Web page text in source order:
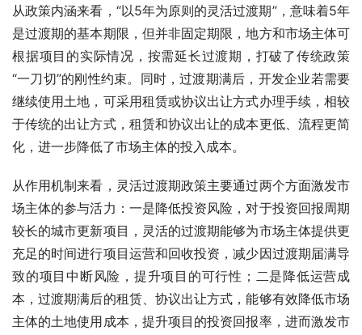
从政策内涵来看，“以5年为原则的灵活过渡期”，意味着5年
是过渡期的基本期限，但并非固定期限，地方和市场主体可
根据项目的实际情况，按需延长过渡期，打破了传统政策
“一刀切”的刚性约束。同时，过渡期满后，开发企业若需要
继续使用土地，可采用租赁或协议出让方式办理手续，相较
于传统的出让方式，租赁和协议出让的成本更低、流程更简
化，进一步降低了市场主体的投入成本。
从作用机制来看，灵活过渡期政策主要通过两个方面激发市
场主体的参与活力：一是降低投资风险，对于投资回报周期
较长的城市更新项目，灵活的过渡期能够为市场主体提供更
充足的时间进行项目运营和回收投资，减少因过渡期届满导
致的项目中断风险，提升项目的可行性；二是降低运营成
本，过渡期满后的租赁、协议出让方式，能够有效降低市场
主体的土地使用成本，提升项目的投资回报率，进而激发市